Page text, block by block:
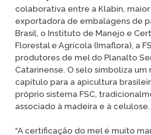
colaborativa entre a Klabin,
exportadora de embalagens de
Brasil, o Instituto de Manejo e
Florestal e Agrícola (Imaflora), a
produtores de mel do Planalto
Catarinense. O selo simboliza um
capítulo para a apicultura
próprio sistema FSC,
associado à madeira e à celulose.
“A certificação do mel é muito